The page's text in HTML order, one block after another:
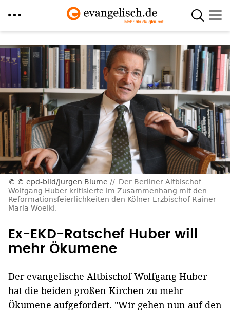
zum
Inhalt
© epd-bild/Jürgen Blume
Der Berliner Altbischof
Wolfgang Huber kritisierte im Zusammenhang mit den
Reformationsfeierlichkeiten den Kölner Erzbischof Rainer
Maria Woelki.
Ex-EKD-Ratschef Huber will
mehr Ökumene
Der evangelische Altbischof Wolfgang Huber
hat die beiden großen Kirchen zu mehr
Ökumene aufgefordert. "Wir gehen nun auf den